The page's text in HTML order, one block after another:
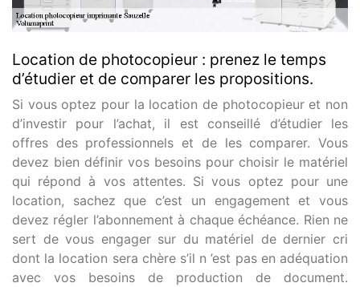
Location de photocopieur : prenez le temps
d’étudier et de comparer les propositions.
Si vous optez pour la location de photocopieur et non
d’investir pour l’achat, il est conseillé d’étudier les
offres des professionnels et de les comparer. Vous
devez bien définir vos besoins pour choisir le matériel
qui répond à vos attentes. Si vous optez pour une
location, sachez que c’est un engagement et vous
devez régler l’abonnement à chaque échéance. Rien ne
sert de vous engager sur du matériel de dernier cri
dont la location sera chère s’il n ’est pas en adéquation
avec vos besoins de production de document.